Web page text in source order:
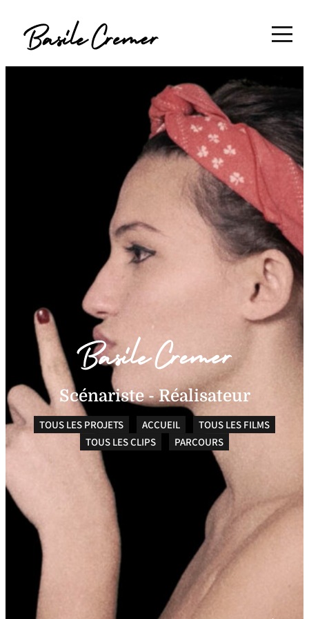
Scénariste - Réalisateur
TOUS LES PROJETS ACCUEIL
TOUS LES FILMS
TOUS LES CLIPS
PARCOURS